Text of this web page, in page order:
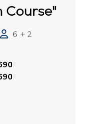
Course"
6 + 2